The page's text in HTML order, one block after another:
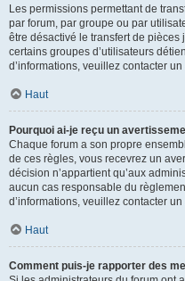
Les permissions permettant de
par forum, par groupe ou par
être désactivé le transfert de
certains groupes d’utilisateurs
d’informations, veuillez contacter
Haut
Pourquoi ai-je reçu un
Chaque forum a son propre
de ces règles, vous recevrez un
décision n’appartient qu’aux
aucun cas responsable du
d’informations, veuillez contacter
Haut
Comment puis-je rapporter des